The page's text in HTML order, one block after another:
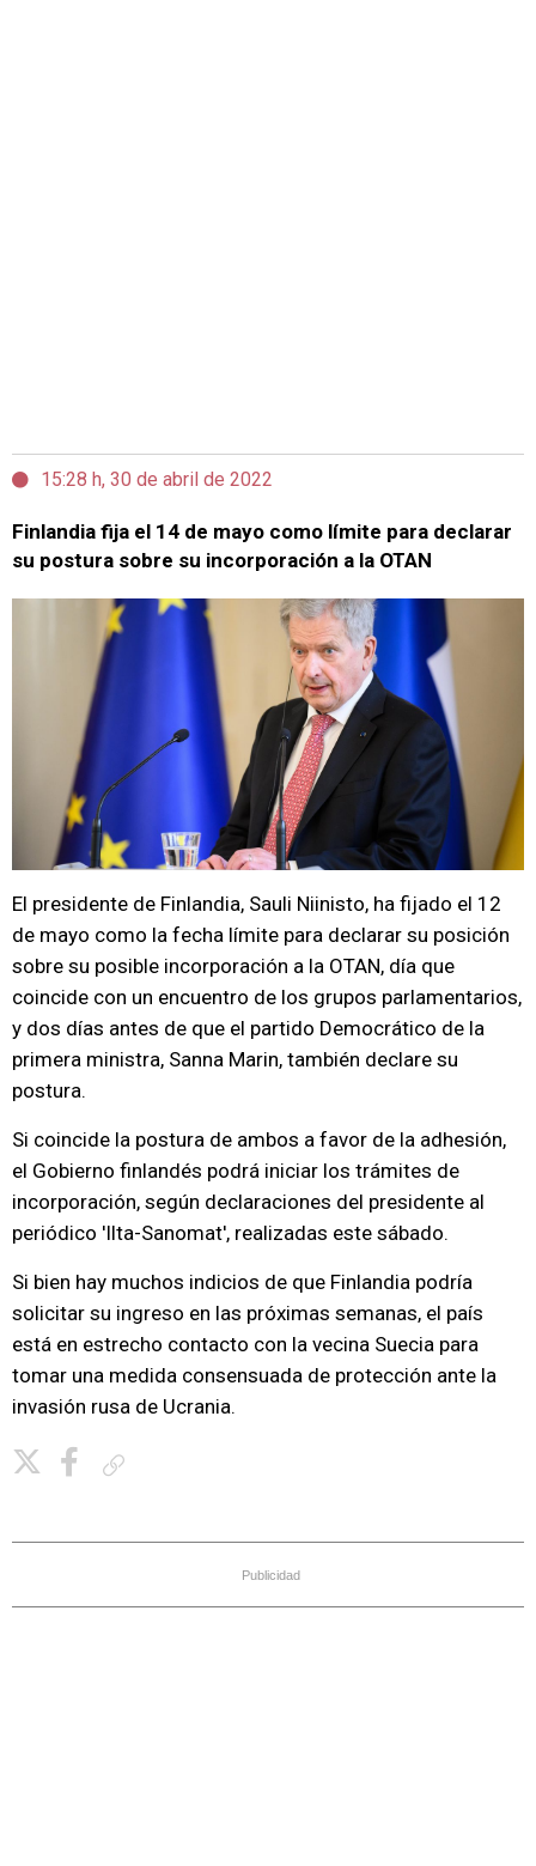
15:28 h, 30 de abril de 2022
Finlandia fija el 14 de mayo como límite para declarar
su postura sobre su incorporación a la OTAN
El presidente de Finlandia, Sauli Niinisto, ha fijado el 12
de mayo como la fecha límite para declarar su posición
sobre su posible incorporación a la OTAN, día que
coincide con un encuentro de los grupos parlamentarios,
y dos días antes de que el partido Democrático de la
primera ministra, Sanna Marin, también declare su
postura.
Si coincide la postura de ambos a favor de la adhesión,
el Gobierno finlandés podrá iniciar los trámites de
incorporación, según declaraciones del presidente al
periódico 'Ilta-Sanomat', realizadas este sábado.
Si bien hay muchos indicios de que Finlandia podría
solicitar su ingreso en las próximas semanas, el país
está en estrecho contacto con la vecina Suecia para
tomar una medida consensuada de protección ante la
invasión rusa de Ucrania.
Publicidad